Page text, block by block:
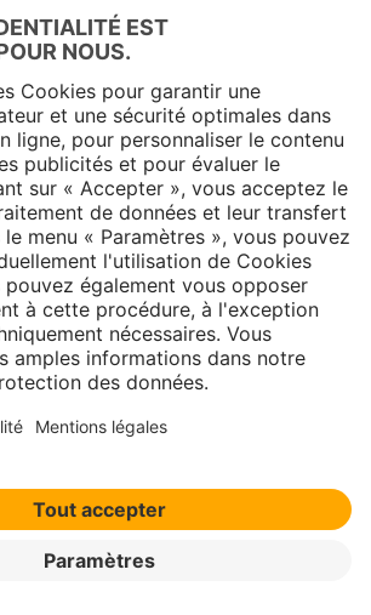
la rénovation de bâtiments
un isolant durable
qu’isolant écologique est aussi
béton recycléou unemaison fabriquée
3D. Des chercheurs de la faculté
et d’écologie forestière de
ont mis au point des panneaux
pop-corn. Les panneaux isolants se
propriétés d’isolation
notamment à l’isolation des
traditionnels tout en présentant
similaires. Il est hydrofuge et
particulièrement longue.